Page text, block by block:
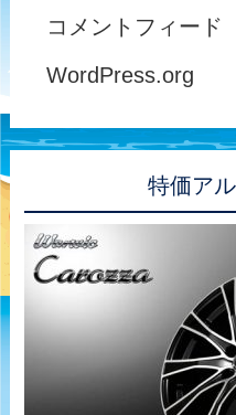
コメントフィード
WordPress.org
特価ア